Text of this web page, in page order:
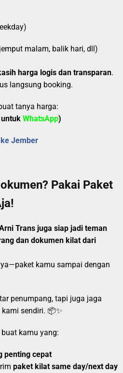
malam, balik hari, dll)
harga logis dan transparan.
langsung booking.
tanya harga:
WhatsApp)
Jember
Pakai Paket
Trans juga siap jadi teman
dan dokumen kilat dari
kamu sampai dengan
penumpang, tapi juga jaga
sendiri. 📦✨
kamu yang:
penting cepat
paket kilat same day/next day